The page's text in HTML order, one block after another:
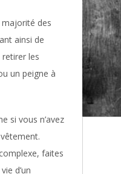
des
ainsi de
les
un peigne à
si vous n’avez
faites
d’un